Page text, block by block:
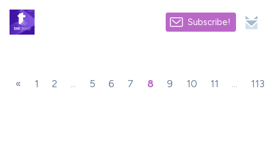
Subscribe!
« 1 2 ... 5 6 7 8 9 10 11 ... 113